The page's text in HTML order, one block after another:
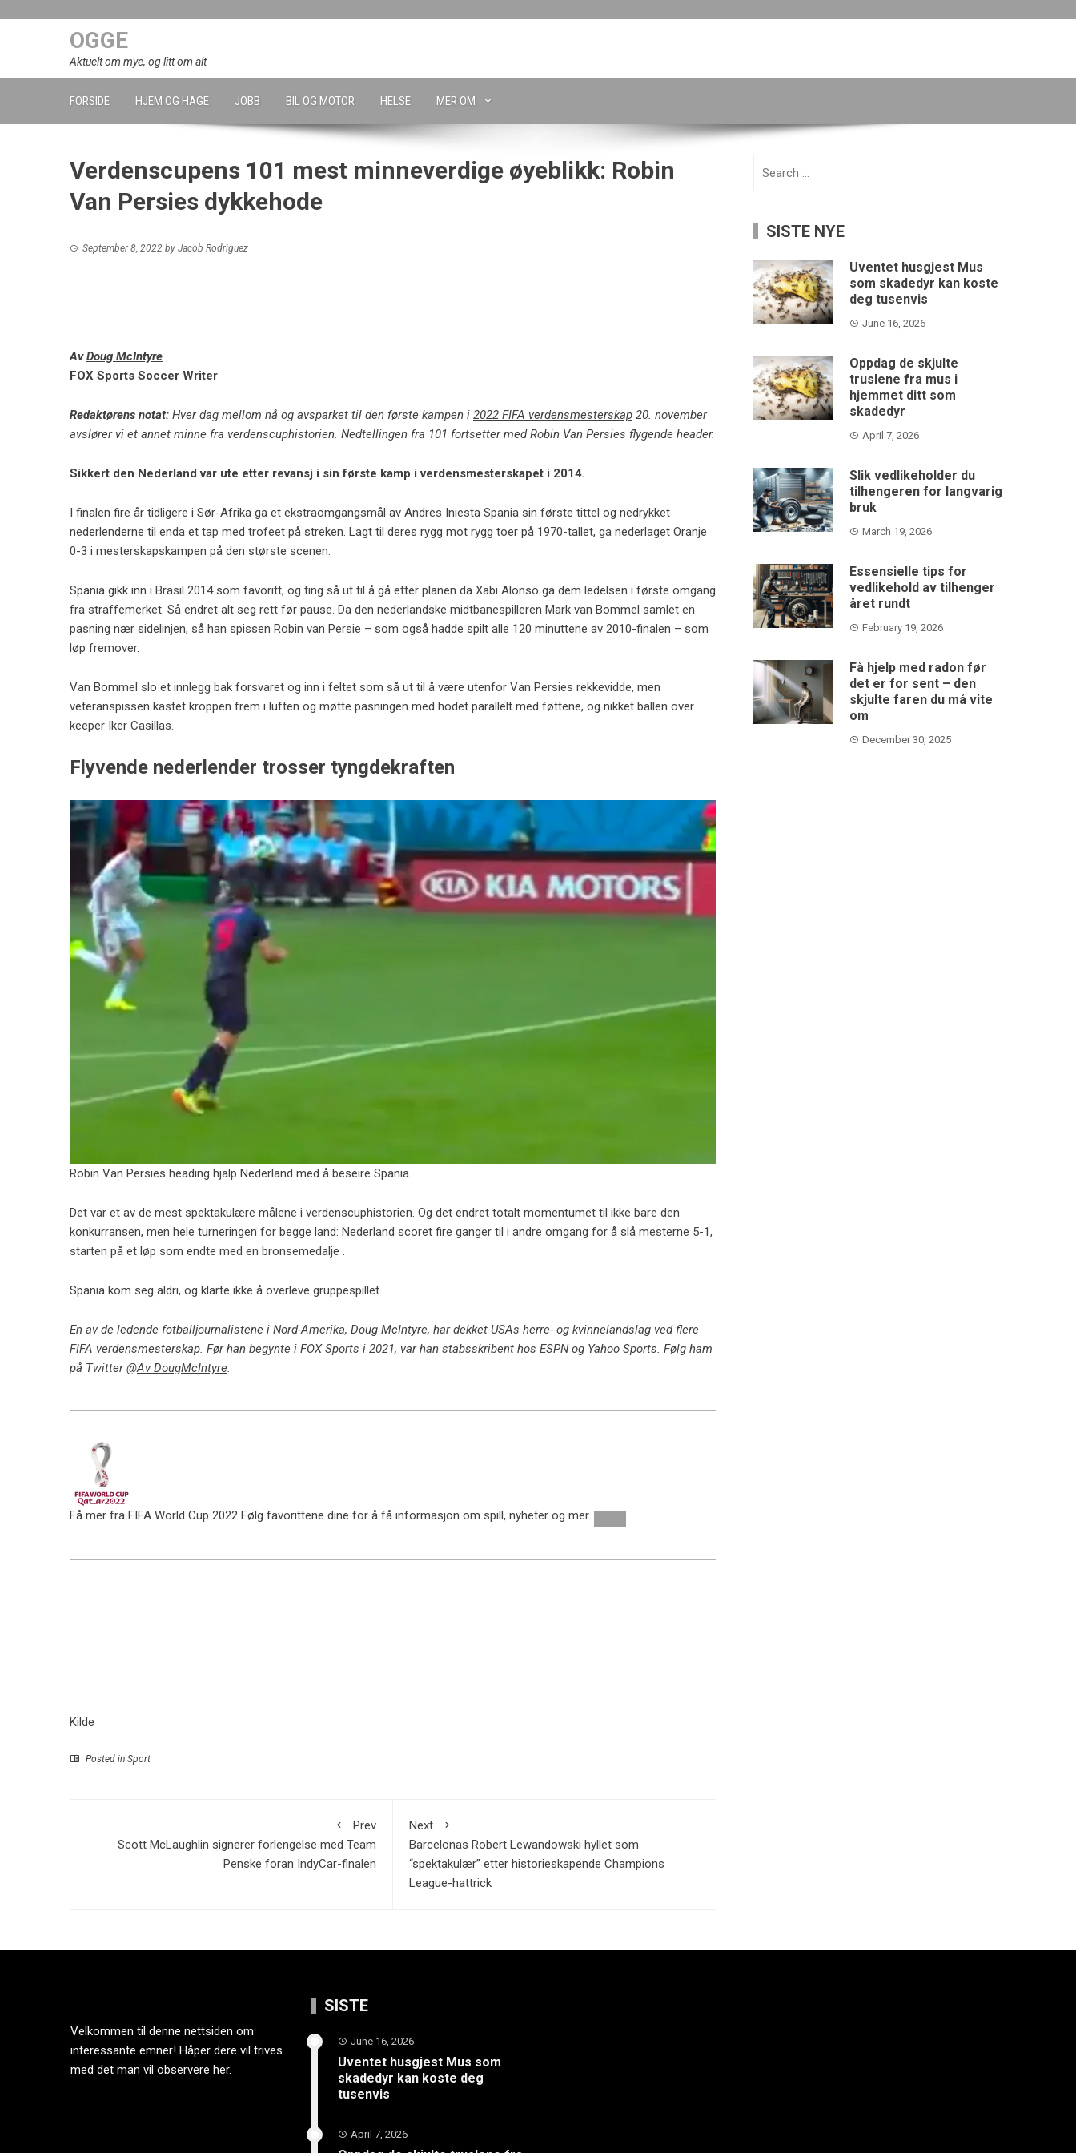
OGGE
Aktuelt om mye, og litt om alt
FORSIDE HJEM OG HAGE JOBB BIL OG MOTOR HELSE MER OM
Verdenscupens 101 mest minneverdige øyeblikk: Robin
Van Persies dykkehode
September 8, 2022 by Jacob Rodriguez
AvDoug McIntyre
FOX Sports Soccer Writer
Redaktørens notat: Hver dag mellom nå og avsparket til den første kampen i 2022 FIFA verdensmesterskap 20. november
avslører vi et annet minne fra verdenscuphistorien. Nedtellingen fra 101 fortsetter med Robin Van Persies flygende header.
Sikkert den Nederland var ute etter revansj i sin første kamp i verdensmesterskapet i 2014.
I finalen fire år tidligere i Sør-Afrika ga et ekstraomgangsmål av Andres Iniesta Spania sin første tittel og nedrykket
nederlenderne til enda et tap med trofeet på streken. Lagt til deres rygg mot rygg toer på 1970-tallet, ga nederlaget Oranje
0-3 i mesterskapskampen på den største scenen.
Spania gikk inn i Brasil 2014 som favoritt, og ting så ut til å gå etter planen da Xabi Alonso ga dem ledelsen i første omgang
fra straffemerket. Så endret alt seg rett før pause. Da den nederlandske midtbanespilleren Mark van Bommel samlet en
pasning nær sidelinjen, så han spissen Robin van Persie – som også hadde spilt alle 120 minuttene av 2010-finalen – som
løp fremover.
Van Bommel slo et innlegg bak forsvaret og inn i feltet som så ut til å være utenfor Van Persies rekkevidde, men
veteranspissen kastet kroppen frem i luften og møtte pasningen med hodet parallelt med føttene, og nikket ballen over
keeper Iker Casillas.
Flyvende nederlender trosser tyngdekraften
Robin Van Persies heading hjalp Nederland med å beseire Spania.
Det var et av de mest spektakulære målene i verdenscuphistorien. Og det endret totalt momentumet til ikke bare den
konkurransen, men hele turneringen for begge land: Nederland scoret fire ganger til i andre omgang for å slå mesterne 5-1,
starten på et løp som endte med en bronsemedalje .
Spania kom seg aldri, og klarte ikke å overleve gruppespillet.
En av de ledende fotballjournalistene i Nord-Amerika, Doug McIntyre, har dekket USAs herre- og kvinnelandslag ved flere
FIFA verdensmesterskap. Før han begynte i FOX Sports i 2021, var han stabsskribent hos ESPN og Yahoo Sports. Følg ham
på Twitter @Av DougMcIntyre.
Få mer fra FIFA World Cup 2022 Følg favorittene dine for å få informasjon om spill, nyheter og mer.
Kilde
Posted in Sport
Prev
Scott McLaughlin signerer forlengelse med Team
Penske foran IndyCar-finalen
Next
Barcelonas Robert Lewandowski hyllet som
“spektakulær” etter historieskapende Champions
League-hattrick
SISTE NYE
Uventet husgjest Mus
som skadedyr kan koste
deg tusenvis
June 16, 2026
Oppdag de skjulte
truslene fra mus i
hjemmet ditt som
skadedyr
April 7, 2026
Slik vedlikeholder du
tilhengeren for langvarig
bruk
March 19, 2026
Essensielle tips for
vedlikehold av tilhenger
året rundt
February 19, 2026
Få hjelp med radon før
det er for sent – den
skjulte faren du må vite
om
December 30, 2025
Velkommen til denne nettsiden om
interessante emner! Håper dere vil trives
med det man vil observere her.
SISTE
June 16, 2026
Uventet husgjest Mus som
skadedyr kan koste deg
tusenvis
April 7, 2026